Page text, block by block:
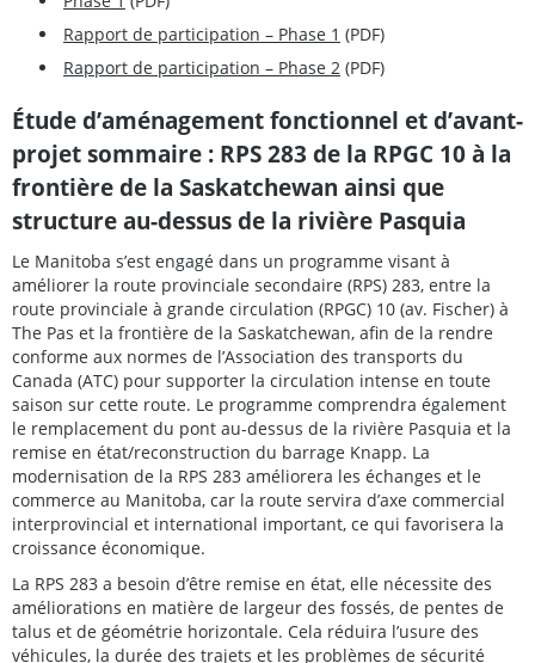
Rapport de participation – Phase 1 (PDF)
Rapport de participation – Phase 2 (PDF)
Étude d’aménagement fonctionnel et d’avant-
projet sommaire : RPS 283 de la RPGC 10 à la
frontière de la Saskatchewan ainsi que
structure au-dessus de la rivière Pasquia
Le Manitoba s’est engagé dans un programme visant à
améliorer la route provinciale secondaire (RPS) 283, entre la
route provinciale à grande circulation (RPGC) 10 (av. Fischer) à
The Pas et la frontière de la Saskatchewan, afin de la rendre
conforme aux normes de l’Association des transports du
Canada (ATC) pour supporter la circulation intense en toute
saison sur cette route. Le programme comprendra également
le remplacement du pont au-dessus de la rivière Pasquia et la
remise en état/reconstruction du barrage Knapp. La
modernisation de la RPS 283 améliorera les échanges et le
commerce au Manitoba, car la route servira d’axe commercial
interprovincial et international important, ce qui favorisera la
croissance économique.
La RPS 283 a besoin d’être remise en état, elle nécessite des
améliorations en matière de largeur des fossés, de pentes de
talus et de géométrie horizontale. Cela réduira l’usure des
véhicules, la durée des trajets et les problèmes de sécurité